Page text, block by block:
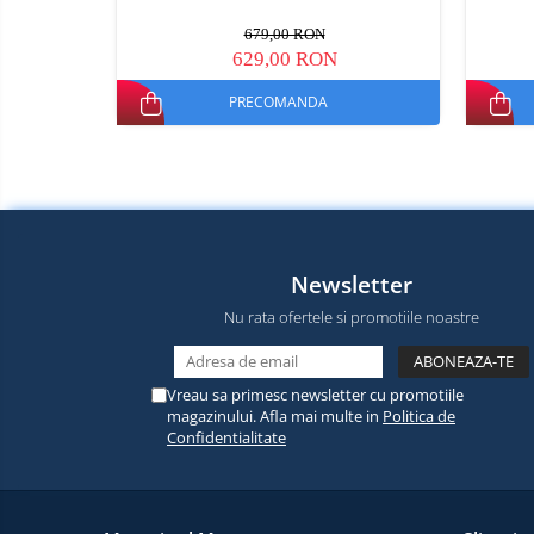
Produse
Termometre
robot,
679,00 RON
629,00 RON
PRECOMANDA
Newsletter
Nu rata ofertele si promotiile noastre
Vreau sa primesc newsletter cu promotiile
magazinului. Afla mai multe in Politica de
Confidentialitate